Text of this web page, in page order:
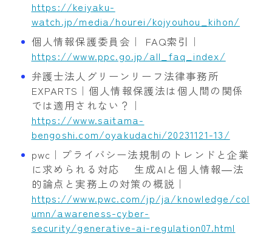
https://keiyaku-
watch.jp/media/hourei/kojyouhou_kihon/
個人情報保護委員会｜ FAQ索引｜
https://www.ppc.go.jp/all_faq_index/
弁護士法人グリーンリーフ法律事務所
EXPARTS｜個人情報保護法は個人間の関係
では適用されない？｜
https://www.saitama-
bengoshi.com/oyakudachi/20231121-13/
pwc｜プライバシー法規制のトレンドと企業
に求められる対応 生成AIと個人情報―法
的論点と実務上の対策の概説｜
https://www.pwc.com/jp/ja/knowledge/col
umn/awareness-cyber-
security/generative-ai-regulation07.html